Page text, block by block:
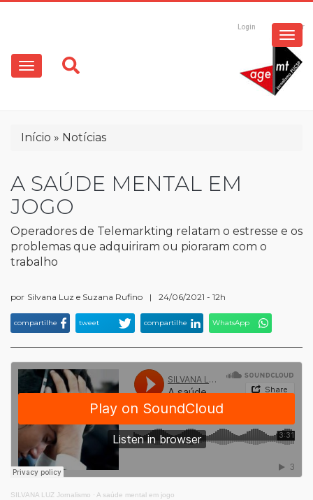
conteúdo
principal
Login Registrar
Main
navigation
Trilha
navegação
Início Notícias
A SAÚDE MENTAL EM
JOGO
Operadores de Telemarkting relatam o estresse e os
problemas que adquiriram ou pioraram com o
trabalho
por Silvana Luz e Suzana Rufino | 24/06/2021 - 12h
compartilhe tweet compartilhe WhatsApp
SILVANA LUZ Jornalismo · A saúde mental em jogo